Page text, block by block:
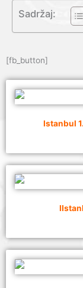
Sadržaj:
[fb_button]
Istanbul